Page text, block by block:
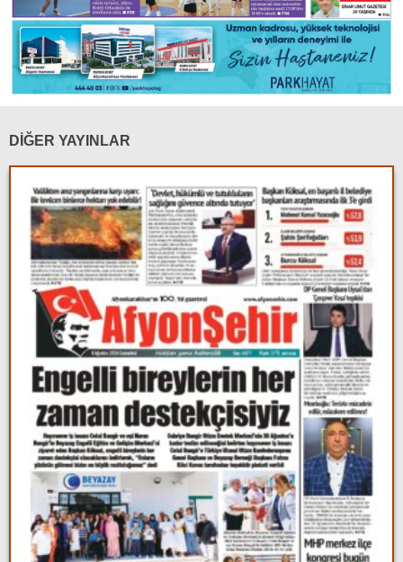
DİĞER YAYINLAR